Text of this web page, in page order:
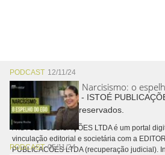
PODCAST 12/11/24
Narcisismo: o
PODCAST05/11/24
Copyright © 2026 - ISTOÉ
Todos os direitos reservados.
A ISTOÉ PUBLICAÇÕES LTDA é um portal
vinculação editorial e societária com a
PUBLICACÕES LTDA (recuperação judicial).